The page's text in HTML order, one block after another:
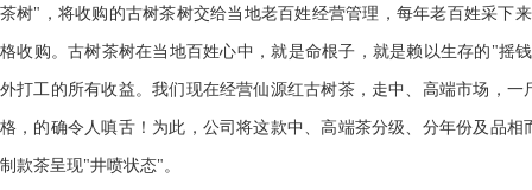
茶树"，将收购的古树茶树交给当地老百姓经营管理，每年老百姓采下
格收购。古树茶树在当地百姓心中，就是命根子，就是赖以生存的"摇
外打工的所有收益。我们现在经营仙源红古树茶，走中、高端市场，一
格，的确令人嗔舌！为此，公司将这款中、高端茶分级、分年份及品相
制款茶呈现"井喷状态"。